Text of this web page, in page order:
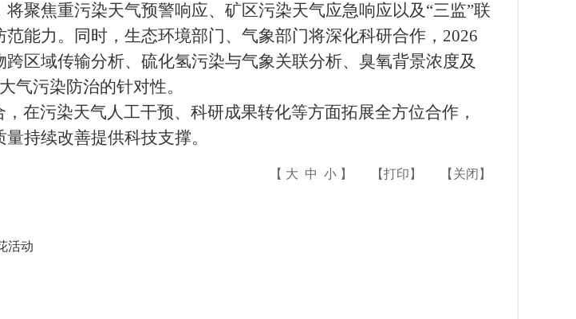
聚焦重污染天气预警响应、矿区污染天气应急响应以及“三监”联
能力。同时，生态环境部门、气象部门将深化科研合作，2026
区域传输分析、硫化氢污染与气象关联分析、臭氧背景浓度及
气污染防治的针对性。
在污染天气人工干预、科研成果转化等方面拓展全方位合作，
持续改善提供科技支撑。
【 大 中 小 】 【打印 】 【 关闭 】
活动